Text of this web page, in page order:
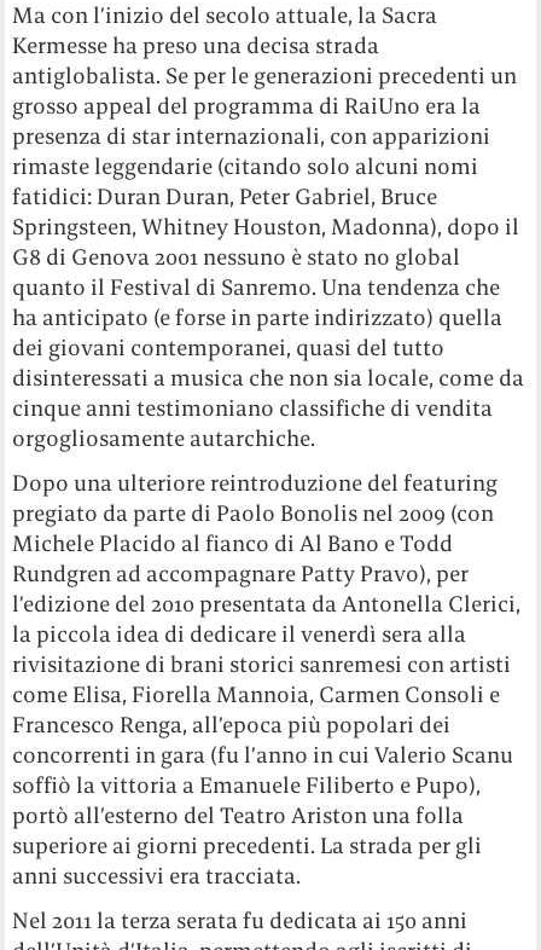
Ma con l’inizio del secolo attuale, la Sacra
Kermesse ha preso una decisa strada
antiglobalista. Se per le generazioni precedenti un
grosso appeal del programma di RaiUno era la
presenza di star internazionali, con apparizioni
rimaste leggendarie (citando solo alcuni nomi
fatidici: Duran Duran, Peter Gabriel, Bruce
Springsteen, Whitney Houston, Madonna), dopo il
G8 di Genova 2001 nessuno è stato no global
quanto il Festival di Sanremo. Una tendenza che
ha anticipato (e forse in parte indirizzato) quella
dei giovani contemporanei, quasi del tutto
disinteressati a musica che non sia locale, come da
cinque anni testimoniano classifiche di vendita
orgogliosamente autarchiche.
Dopo una ulteriore reintroduzione del featuring
pregiato da parte di Paolo Bonolis nel 2009 (con
Michele Placido al fianco di Al Bano e Todd
Rundgren ad accompagnare Patty Pravo), per
l’edizione del 2010 presentata da Antonella Clerici,
la piccola idea di dedicare il venerdì sera alla
rivisitazione di brani storici sanremesi con artisti
come Elisa, Fiorella Mannoia, Carmen Consoli e
Francesco Renga, all’epoca più popolari dei
concorrenti in gara (fu l’anno in cui Valerio Scanu
soffiò la vittoria a Emanuele Filiberto e Pupo),
portò all’esterno del Teatro Ariston una folla
superiore ai giorni precedenti. La strada per gli
anni successivi era tracciata.
Nel 2011 la terza serata fu dedicata ai 150 anni